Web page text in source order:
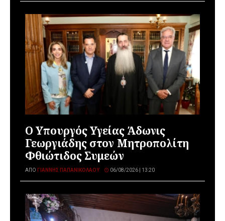
O Υπουργός Υγείας Άδωνις
Γεωργιάδης στον Μητροπολίτη
Φθιώτιδος Συμεών
ΑΠΌ ΓΙΆΝΝΗΣ ΠΑΠΑΝΙΚΟΛΆΟΥ 06/08/2026 | 13:20